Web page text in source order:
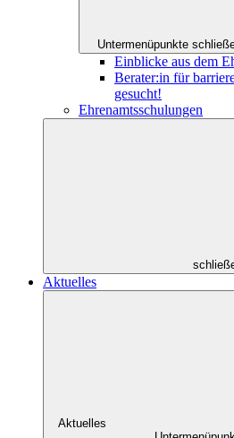
Untermenüpunkte
Einblicke aus dem
Berater:in für
gesucht!
Ehrenamtsschulungen
Aktuelles
Aktuelles